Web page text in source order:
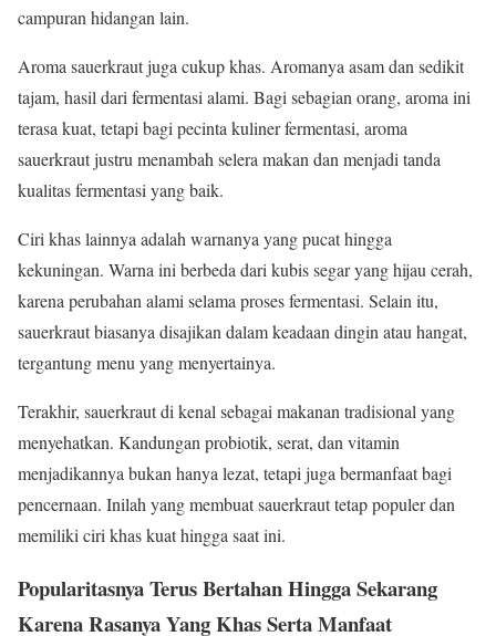
campuran hidangan lain.
Aroma sauerkraut juga cukup khas. Aromanya asam dan sedikit
tajam, hasil dari fermentasi alami. Bagi sebagian orang, aroma ini
terasa kuat, tetapi bagi pecinta kuliner fermentasi, aroma
sauerkraut justru menambah selera makan dan menjadi tanda
kualitas fermentasi yang baik.
Ciri khas lainnya adalah warnanya yang pucat hingga
kekuningan. Warna ini berbeda dari kubis segar yang hijau cerah,
karena perubahan alami selama proses fermentasi. Selain itu,
sauerkraut biasanya disajikan dalam keadaan dingin atau hangat,
tergantung menu yang menyertainya.
Terakhir, sauerkraut di kenal sebagai makanan tradisional yang
menyehatkan. Kandungan probiotik, serat, dan vitamin
menjadikannya bukan hanya lezat, tetapi juga bermanfaat bagi
pencernaan. Inilah yang membuat sauerkraut tetap populer dan
memiliki ciri khas kuat hingga saat ini.
Popularitasnya Terus Bertahan Hingga Sekarang
Karena Rasanya Yang Khas Serta Manfaat